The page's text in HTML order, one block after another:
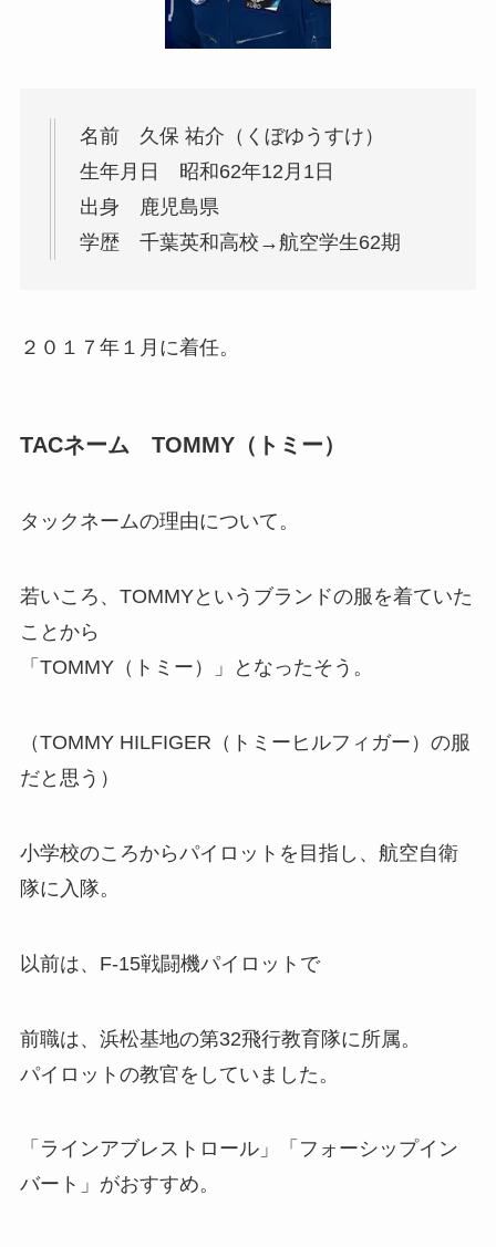
名前 久保 祐介（くぼゆうすけ）
生年月日 昭和62年12月1日
出身 鹿児島県
学歴 千葉英和高校→航空学生62期
２０１７年１月に着任。
TACネーム TOMMY（トミー）
タックネームの理由について。
若いころ、TOMMYというブランドの服を着ていた
ことから
「TOMMY（トミー）」となったそう。
（TOMMY HILFIGER（トミーヒルフィガー）の服
だと思う）
小学校のころからパイロットを目指し、航空自衛
隊に入隊。
以前は、F-15戦闘機パイロットで
前職は、浜松基地の第32飛行教育隊に所属。
パイロットの教官をしていました。
「ラインアブレストロール」「フォーシップイン
バート」がおすすめ。